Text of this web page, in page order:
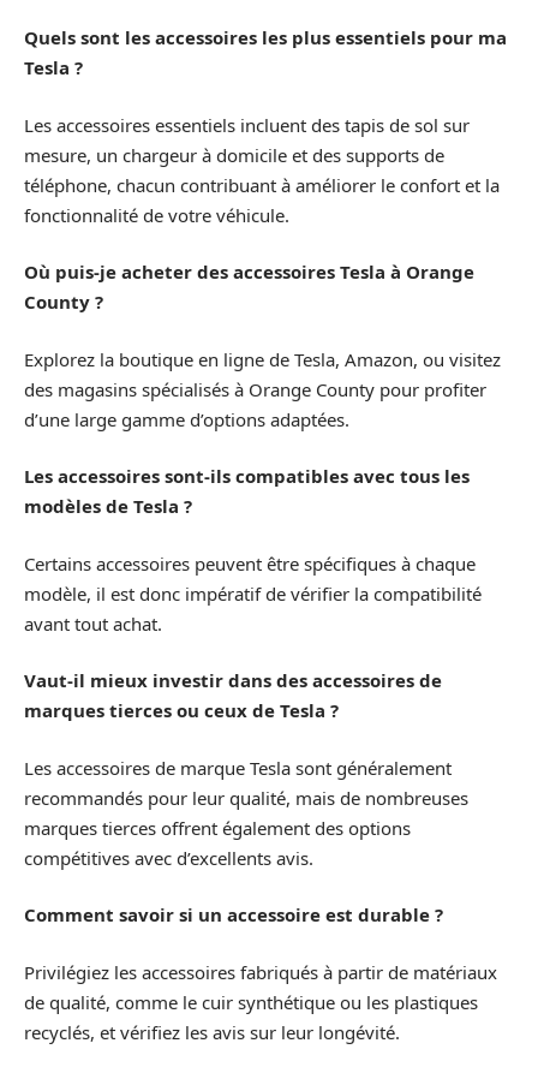
Quels sont les accessoires les plus essentiels pour ma
Tesla ?
Les accessoires essentiels incluent des tapis de sol sur
mesure, un chargeur à domicile et des supports de
téléphone, chacun contribuant à améliorer le confort et la
fonctionnalité de votre véhicule.
Où puis-je acheter des accessoires Tesla à Orange
County ?
Explorez la boutique en ligne de Tesla, Amazon, ou visitez
des magasins spécialisés à Orange County pour profiter
d’une large gamme d’options adaptées.
Les accessoires sont-ils compatibles avec tous les
modèles de Tesla ?
Certains accessoires peuvent être spécifiques à chaque
modèle, il est donc impératif de vérifier la compatibilité
avant tout achat.
Vaut-il mieux investir dans des accessoires de
marques tierces ou ceux de Tesla ?
Les accessoires de marque Tesla sont généralement
recommandés pour leur qualité, mais de nombreuses
marques tierces offrent également des options
compétitives avec d’excellents avis.
Comment savoir si un accessoire est durable ?
Privilégiez les accessoires fabriqués à partir de matériaux
de qualité, comme le cuir synthétique ou les plastiques
recyclés, et vérifiez les avis sur leur longévité.